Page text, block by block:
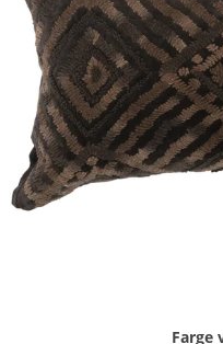
Farge